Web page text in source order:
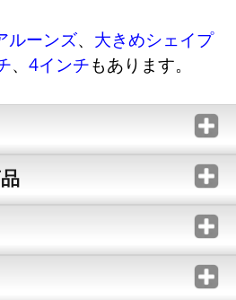
ルーンズ、 大きめシェイプ
、4インチもあります。